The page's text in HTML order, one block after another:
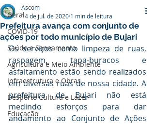
Geral
COVID-19
Saúde e Saneamento
Agricultura e Meio Ambiente
Infraestrutura e Obras
Desporto Cultura e Lazer
Educação
Prefeitura avança com conjunto de
ações por todo município de Bujari
Ascom
14 de jul. de 2020 1 min de leitura
Os serviços como limpeza de ruas,
raspagem, tapa-buracos e
asfaltamento estão sendo realizados
em diversas ruas de nossa cidade. A
prefeitura de Bujari não está
medindo esforços para dar
andamento ao Conjunto de Ações